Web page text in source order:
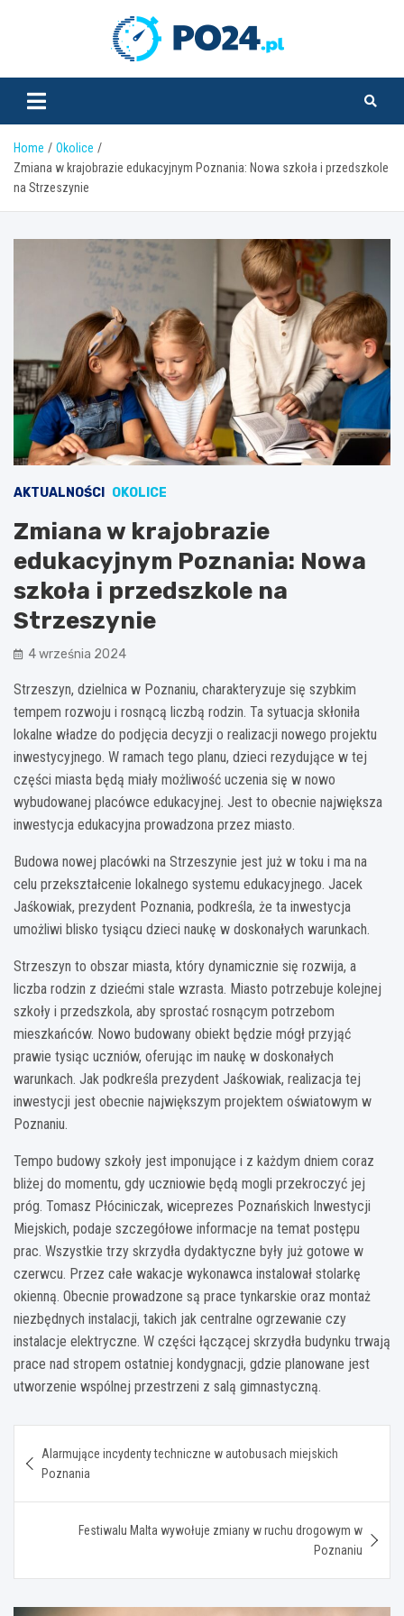
Home
Okolice
Zmiana w krajobrazie edukacyjnym Poznania: Nowa szkoła i przedszkole
na Strzeszynie
AKTUALNOŚCI OKOLICE
Zmiana w krajobrazie
edukacyjnym Poznania: Nowa
szkoła i przedszkole na
Strzeszynie
4 września 2024
Strzeszyn, dzielnica w Poznaniu, charakteryzuje się szybkim
tempem rozwoju i rosnącą liczbą rodzin. Ta sytuacja skłoniła
lokalne władze do podjęcia decyzji o realizacji nowego projektu
inwestycyjnego. W ramach tego planu, dzieci rezydujące w tej
części miasta będą miały możliwość uczenia się w nowo
wybudowanej placówce edukacyjnej. Jest to obecnie największa
inwestycja edukacyjna prowadzona przez miasto.
Budowa nowej placówki na Strzeszynie jest już w toku i ma na
celu przekształcenie lokalnego systemu edukacyjnego. Jacek
Jaśkowiak, prezydent Poznania, podkreśla, że ta inwestycja
umożliwi blisko tysiącu dzieci naukę w doskonałych warunkach.
Strzeszyn to obszar miasta, który dynamicznie się rozwija, a
liczba rodzin z dziećmi stale wzrasta. Miasto potrzebuje kolejnej
szkoły i przedszkola, aby sprostać rosnącym potrzebom
mieszkańców. Nowo budowany obiekt będzie mógł przyjąć
prawie tysiąc uczniów, oferując im naukę w doskonałych
warunkach. Jak podkreśla prezydent Jaśkowiak, realizacja tej
inwestycji jest obecnie największym projektem oświatowym w
Poznaniu.
Tempo budowy szkoły jest imponujące i z każdym dniem coraz
bliżej do momentu, gdy uczniowie będą mogli przekroczyć jej
próg. Tomasz Płóciniczak, wiceprezes Poznańskich Inwestycji
Miejskich, podaje szczegółowe informacje na temat postępu
prac. Wszystkie trzy skrzydła dydaktyczne były już gotowe w
czerwcu. Przez całe wakacje wykonawca instalował stolarkę
okienną. Obecnie prowadzone są prace tynkarskie oraz montaż
niezbędnych instalacji, takich jak centralne ogrzewanie czy
instalacje elektryczne. W części łączącej skrzydła budynku trwają
prace nad stropem ostatniej kondygnacji, gdzie planowane jest
utworzenie wspólnej przestrzeni z salą gimnastyczną.
wpisu
Alarmujące incydenty techniczne w autobusach miejskich
Poznania
Festiwalu Malta wywołuje zmiany w ruchu drogowym w
Poznaniu